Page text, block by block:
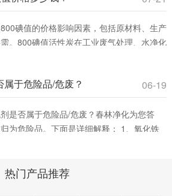
碘值的价格影响因素，包括原材料、生产
。800碘值活性炭在工业废气处理、水净化
于危险品/危废？ 06-19
是否属于危险品/危废？春林净化为您答
为危险品。下面是详细解释： 1、氧化铁
催化剂小孔中，改变其化学组成从而净化
热门产品推荐